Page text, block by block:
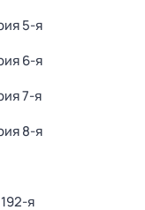
5-я
6-я
7-я
8-я
я